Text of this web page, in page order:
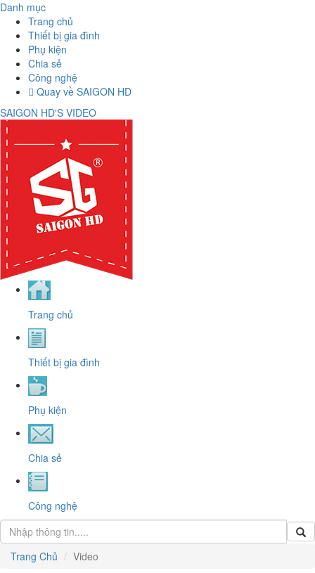
Danh mục
Trang chủ
Thiết bị gia đình
Phụ kiện
Chia sẻ
Công nghệ
Quay về SAIGON HD
SAIGON HD'S VIDEO
Trang chủ
Thiết bị gia đình
Phụ kiện
Chia sẻ
Công nghệ
Trang Chủ Video